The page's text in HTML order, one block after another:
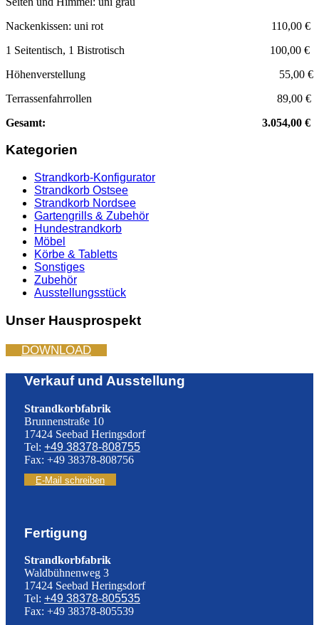
Nackenkissen: uni rot 110,00 €
1 Seitentisch, 1 Bistrotisch 100,00 €
Höhenverstellung 55,00 €
Terrassenfahrrollen 89,00 €
Gesamt: 3.054,00 €
Kategorien
Strandkorb-Konfigurator
Strandkorb Ostsee
Strandkorb Nordsee
Gartengrills & Zubehör
Hundestrandkorb
Möbel
Körbe & Tabletts
Sonstiges
Zubehör
Ausstellungsstück
Unser Hausprospekt
DOWNLOAD
Verkauf und Ausstellung
Strandkorbfabrik
Brunnenstraße 10
17424 Seebad Heringsdorf
Tel: +49 38378-808755
Fax: +49 38378-808756
E-Mail schreiben
Fertigung
Strandkorbfabrik
Waldbühnenweg 3
17424 Seebad Heringsdorf
Tel: +49 38378-805535
Fax: +49 38378-805539